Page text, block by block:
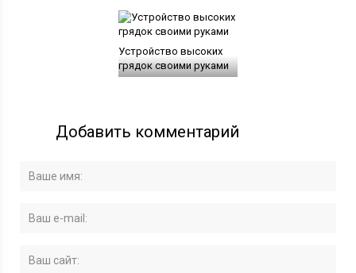
Устройство высоких
грядок своими руками
Добавить комментарий